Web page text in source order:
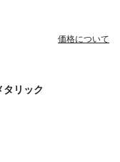
価格について
リック